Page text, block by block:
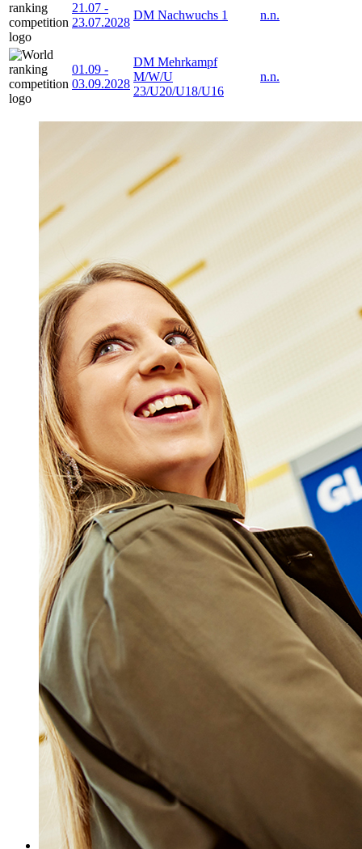
21.07 -
23.07.2028
DM Nachwuchs 1 n.n.
01.09 -
03.09.2028
DM Mehrkampf
M/W/U
23/U20/U18/U16
n.n.